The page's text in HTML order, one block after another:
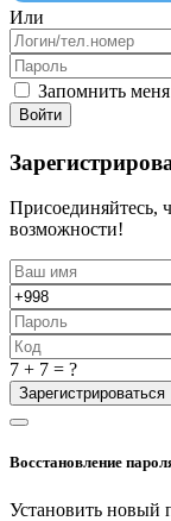
Или
Запомнить меня
Войти
Присоединяйтесь,
возможности!
7 + 7 = ?
Зарегистрироваться
Восстановление
Установить новый